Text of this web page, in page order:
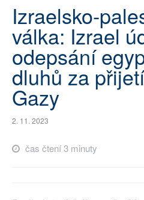
ARCHIV
ROZHOVORY
TÉMATA
NEJČTENĚJŠÍ ZA 7 DNÍ
AUTOŘI
PŘÍSPĚVKY NA PROVOZ
Izraelsko-
válka: Izrael
odepsání
dluhů za
Gazy
2. 11. 2023
čas čtení 3 minuty